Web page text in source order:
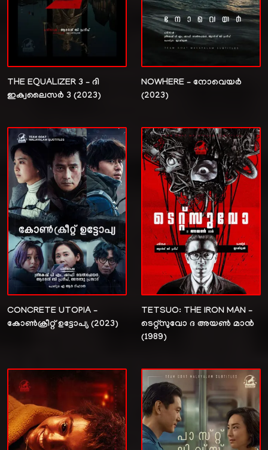
THE EQUALIZER 3 – ദി
ഇക്വലൈസർ 3 (2023)
NOWHERE – നോവെയർ
(2023)
CONCRETE UTOPIA –
കോൺക്രീറ്റ് ഉട്ടോപ്യ (2023)
TETSUO: THE IRON MAN –
ടെറ്റ്സുവോ ദ അയൺ മാൻ
(1989)